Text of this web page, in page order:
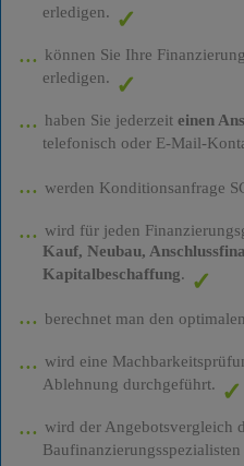
erledigen.
können Sie Ihre
erledigen.
haben Sie jederzeit einen
telefonisch oder E-Mail-
werden Konditionsanfrage
wird für jeden
Kauf, Neubau,
Kapitalbeschaffung.
berechnet man den
wird eine
Ablehnung durchgeführt.
wird der Angebotsvergleich
Baufinanzierungsspezialisten